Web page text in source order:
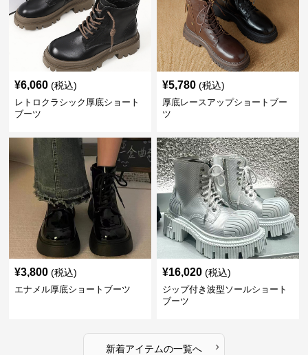
¥6,060 (税込)
レトロクラシック厚底ショート
ブーツ
¥5,780 (税込)
厚底レースアップショートブー
ツ
¥3,800 (税込)
エナメル厚底ショートブーツ
¥16,020 (税込)
ジップ付き波型ソールショート
ブーツ
新着アイテムの一覧へ ›